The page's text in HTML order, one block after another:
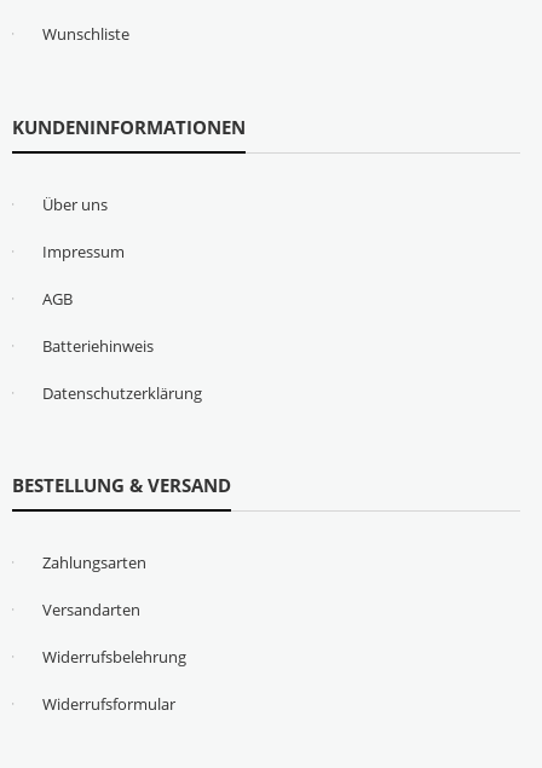
Wunschliste
KUNDENINFORMATIONEN
Über uns
Impressum
AGB
Batteriehinweis
Datenschutzerklärung
BESTELLUNG & VERSAND
Zahlungsarten
Versandarten
Widerrufsbelehrung
Widerrufsformular